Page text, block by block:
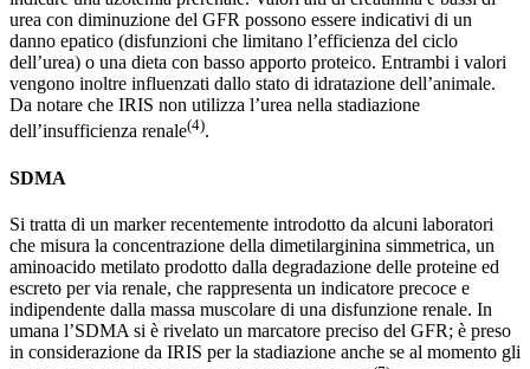
urea con diminuzione del GFR possono essere indicativi di un
danno epatico (disfunzioni che limitano l’efficienza del ciclo
dell’urea) o una dieta con basso apporto proteico. Entrambi i valori
vengono inoltre influenzati dallo stato di idratazione dell’animale.
Da notare che IRIS non utilizza l’urea nella stadiazione
dell’insufficienza renale(4).
SDMA
Si tratta di un marker recentemente introdotto da alcuni laboratori
che misura la concentrazione della dimetilarginina simmetrica, un
aminoacido metilato prodotto dalla degradazione delle proteine ed
escreto per via renale, che rappresenta un indicatore precoce e
indipendente dalla massa muscolare di una disfunzione renale. In
umana l’SDMA si è rivelato un marcatore preciso del GFR; è preso
in considerazione da IRIS per la stadiazione anche se al momento gli